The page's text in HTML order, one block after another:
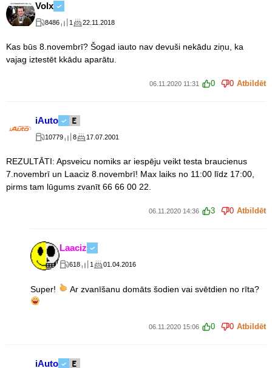
Volx
8486 1 22.11.2018
Kas būs 8.novembrī? Šogad iauto nav devuši nekādu ziņu, ka
vajag iztestēt kkādu aparātu.
06.11.2020 11:31 0 0 Atbildēt
iAuto
10779 8 17.07.2001
REZULTĀTI: Apsveicu nomiks ar iespēju veikt testa braucienus
7.novembrī un Laaciz 8.novembrī! Max laiks no 11:00 līdz 17:00,
pirms tam lūgums zvanīt 66 66 00 22.
06.11.2020 14:36 3 0 Atbildēt
Laaciz
618 1 01.04.2016
Super! Ar zvanīšanu domāts šodien vai svētdien no rīta?
06.11.2020 15:06 0 0 Atbildēt
iAuto